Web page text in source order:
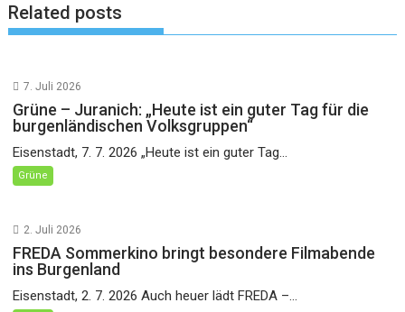
Related posts
7. Juli 2026
Grüne – Juranich: „Heute ist ein guter Tag für die
burgenländischen Volksgruppen“
Eisenstadt, 7. 7. 2026 „Heute ist ein guter Tag...
Grüne
2. Juli 2026
FREDA Sommerkino bringt besondere Filmabende
ins Burgenland
Eisenstadt, 2. 7. 2026 Auch heuer lädt FREDA –...